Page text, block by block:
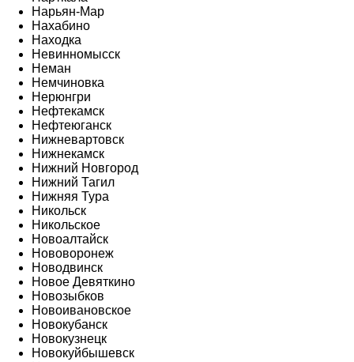
Нарьян-Мар
Нахабино
Находка
Невинномысск
Неман
Немчиновка
Нерюнгри
Нефтекамск
Нефтеюганск
Нижневартовск
Нижнекамск
Нижний Новгород
Нижний Тагил
Нижняя Тура
Никольск
Никольское
Новоалтайск
Нововоронеж
Новодвинск
Новое Девяткино
Новозыбков
Новоивановское
Новокубанск
Новокузнецк
Новокуйбышевск